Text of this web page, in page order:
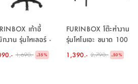
เก้าอี้
กงาน รุ่นไทเลอร์ -
1,690.- -35%
FURINBOX โต๊ะทำงาน
รุ่นโทโมเอะ ขนาด 100
ซม. - สีวอลนัท/ดำ
1,390.- 2,790.- -50%